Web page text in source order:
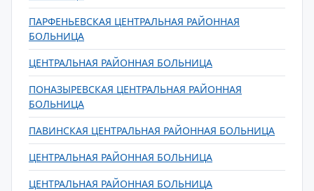
ПАРФЕНЬЕВСКАЯ ЦЕНТРАЛЬНАЯ РАЙОННАЯ
БОЛЬНИЦА
ЦЕНТРАЛЬНАЯ РАЙОННАЯ БОЛЬНИЦА
ПОНАЗЫРЕВСКАЯ ЦЕНТРАЛЬНАЯ РАЙОННАЯ
БОЛЬНИЦА
ПАВИНСКАЯ ЦЕНТРАЛЬНАЯ РАЙОННАЯ БОЛЬНИЦА
ЦЕНТРАЛЬНАЯ РАЙОННАЯ БОЛЬНИЦА
ЦЕНТРАЛЬНАЯ РАЙОННАЯ БОЛЬНИЦА